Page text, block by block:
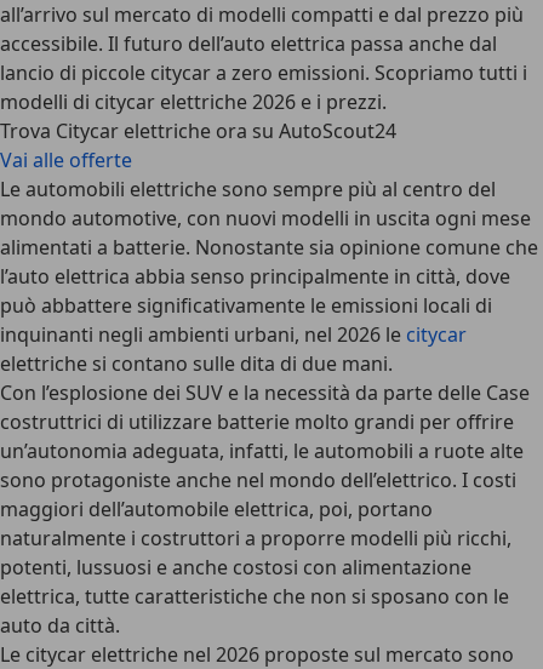
all’arrivo sul mercato di modelli compatti e dal prezzo più
accessibile. Il futuro dell’auto elettrica passa anche dal
lancio di piccole citycar a zero emissioni. Scopriamo tutti i
modelli di citycar elettriche 2026 e i prezzi.
Trova Citycar elettriche ora su AutoScout24
Vai alle offerte
Leautomobili elettriche sono sempre più al centro del
mondo automotive, con nuovi modelli in uscita ogni mese
alimentati a batterie. Nonostante sia opinione comune che
l’auto elettrica abbia senso principalmente in città, dove
può abbattere significativamente le emissioni locali di
inquinanti negli ambienti urbani, nel 2026 le citycar
elettriche si contano sulle dita di due mani.
Con l’esplosione dei SUV e la necessità da parte delle Case
costruttrici di utilizzare batterie molto grandi per offrire
un’autonomia adeguata, infatti, le automobili a ruote alte
sono protagoniste anche nel mondo dell’elettrico. I costi
maggiori dell’automobile elettrica, poi, portano
naturalmente i costruttori a proporre modelli più ricchi,
potenti, lussuosi e anche costosi con alimentazione
elettrica, tutte caratteristiche che non si sposano con le
auto da città.
Le citycar elettriche nel 2026 proposte sul mercato sono